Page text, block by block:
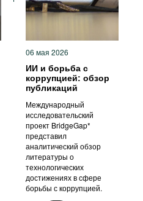
06 мая 2026
ИИ и борьба с
коррупцией: обзор
публикаций
Международный
исследовательский
проект BridgeGap*
представил
аналитический обзор
литературы о
технологических
достижениях в сфере
борьбы с коррупцией.